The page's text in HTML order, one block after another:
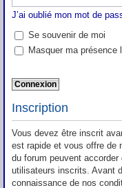
J’ai oublié mon mot de
Se souvenir de moi
Masquer ma
Inscription
Vous devez être inscrit
est rapide et vous offre de
du forum peuvent
utilisateurs inscrits. Avant
connaissance de nos